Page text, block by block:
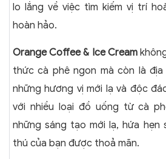
lo lắng về việc tìm kiếm vị trí
hoàn hảo.
Orange Coffee & Ice Cream
thức cà phê ngon mà còn là địa
những hương vị mới lạ và độc
với nhiều loại đồ uống từ cà
những sáng tạo mới lạ, hứa hẹn
thú của bạn được thoả mãn.